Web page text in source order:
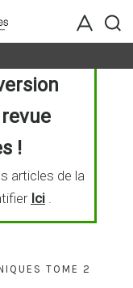
!
articles de la
Ici.
TOME 2